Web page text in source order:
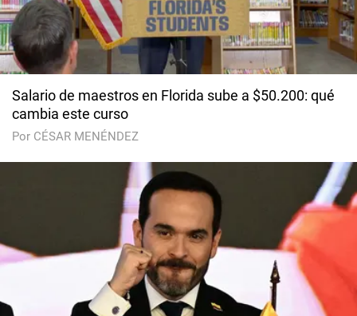
Salario de maestros en Florida sube a $50.200: qué
cambia este curso
Por CÉSAR MENÉNDEZ